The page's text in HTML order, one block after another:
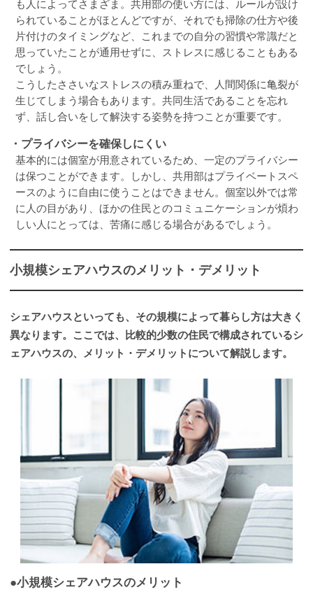
も人によってさまざま。共用部の使い方には、ルールが設け
られていることがほとんどですが、それでも掃除の仕方や後
片付けのタイミングなど、これまでの自分の習慣や常識だと
思っていたことが通用せずに、ストレスに感じることもある
でしょう。
こうしたささいなストレスの積み重ねで、人間関係に亀裂が
生じてしまう場合もあります。共同生活であることを忘れ
ず、話し合いをして解決する姿勢を持つことが重要です。
・プライバシーを確保しにくい
基本的には個室が用意されているため、一定のプライバシー
は保つことができます。しかし、共用部はプライベートスペ
ースのように自由に使うことはできません。個室以外では常
に人の目があり、ほかの住民とのコミュニケーションが煩わ
しい人にとっては、苦痛に感じる場合があるでしょう。
小規模シェアハウスのメリット・デメリット
シェアハウスといっても、その規模によって暮らし方は大きく
異なります。ここでは、比較的少数の住民で構成されているシ
ェアハウスの、メリット・デメリットについて解説します。
●小規模シェアハウスのメリット